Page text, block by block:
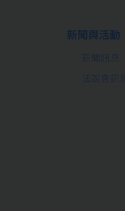
新聞與活動
新聞訊息
法說會訊息